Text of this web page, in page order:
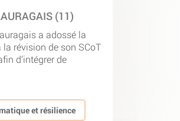
(11)
a adossé la
la révision de son SCoT
d’intégrer de
et résilience